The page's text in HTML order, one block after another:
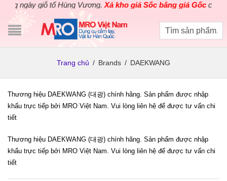
ngày giỗ tổ Hùng Vương.Xả kho giá Sốc bằng giá Gốccho các
Trang chủ / Brands / DAEKWANG
Thương hiệu DAEKWANG (대광) chính hãng. Sản phẩm được nhập
khẩu trực tiếp bởi MRO Việt Nam. Vui lòng liên hệ để được tư vấn chi
tiết
Thương hiệu DAEKWANG (대광) chính hãng. Sản phẩm được nhập
khẩu trực tiếp bởi MRO Việt Nam. Vui lòng liên hệ để được tư vấn chi
tiết